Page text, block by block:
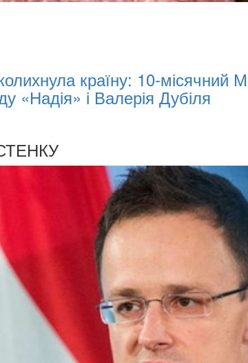
країну: 10-місячний
і Валерія Дубіля